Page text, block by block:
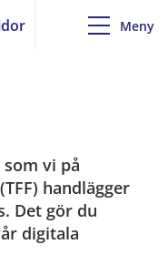
Meny
vi på
handlägger
Det gör du
digitala